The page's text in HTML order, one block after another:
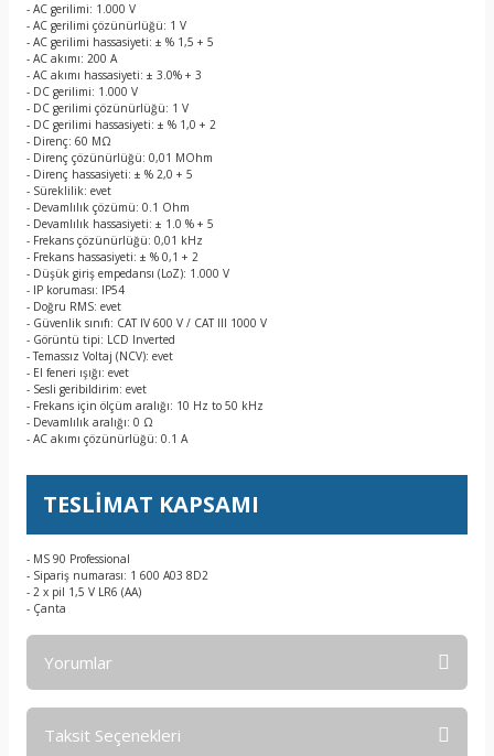
- AC gerilimi: 1.000 V
- AC gerilimi çözünürlüğü: 1 V
- AC gerilimi hassasiyeti: ± % 1,5 + 5
- AC akımı: 200 A
- AC akımı hassasiyeti: ± 3.0% + 3
- DC gerilimi: 1.000 V
- DC gerilimi çözünürlüğü: 1 V
- DC gerilimi hassasiyeti: ± % 1,0 + 2
- Direnç: 60 MΩ
- Direnç çözünürlüğü: 0,01 MOhm
- Direnç hassasiyeti: ± % 2,0 + 5
- Süreklilik: evet
- Devamlılık çözümü: 0.1 Ohm
- Devamlılık hassasiyeti: ± 1.0 % + 5
- Frekans çözünürlüğü: 0,01 kHz
- Frekans hassasiyeti: ± % 0,1 + 2
- Düşük giriş empedansı (LoZ): 1.000 V
- IP koruması: IP54
- Doğru RMS: evet
- Güvenlik sınıfı: CAT IV 600 V / CAT III 1000 V
- Görüntü tipi: LCD Inverted
- Temassız Voltaj (NCV): evet
- El feneri ışığı: evet
- Sesli geribildirim: evet
- Frekans için ölçüm aralığı: 10 Hz to 50 kHz
- Devamlılık aralığı: 0 Ω
- AC akımı çözünürlüğü: 0.1 A
TESLİMAT KAPSAMI
- MS 90 Professional
- Sipariş numarası: 1 600 A03 8D2
- 2 x pil 1,5 V LR6 (AA)
- Çanta
Yorumlar
Taksit Seçenekleri